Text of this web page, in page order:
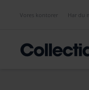
Vores kontorer Har du